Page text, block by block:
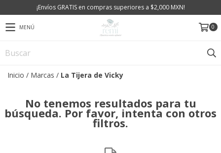
¡Envíos GRATIS en compras superiores a $2,000 MXN!
MENÚ 0
Inicio / Marcas / La Tijera de Vicky
No tenemos resultados para tu
búsqueda. Por favor, intenta con otros
filtros.